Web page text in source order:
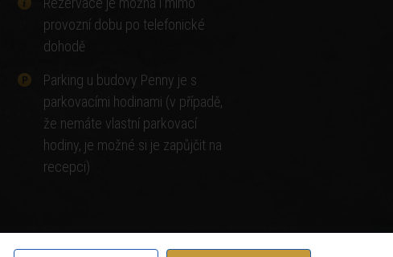
provozní dobu po telefonické
dohodě
Parking u budovy Penny je s
parkovacími hodinami (v případě,
že nemáte vlastní parkovací
hodiny, je možné si je zapůjčit na
recepci)